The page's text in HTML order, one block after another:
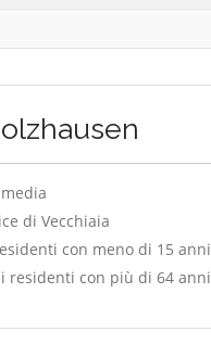
di Vecchiaia
con meno di 15 anni
residenti con più di 64 anni